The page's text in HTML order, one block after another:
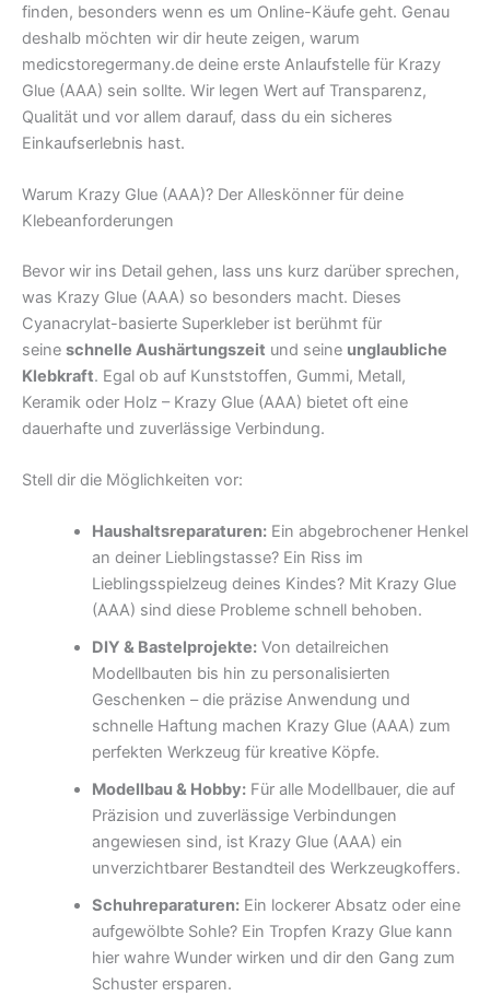
finden, besonders wenn es um Online-Käufe geht. Genau
deshalb möchten wir dir heute zeigen, warum
medicstoregermany.de deine erste Anlaufstelle für Krazy
Glue (AAA) sein sollte. Wir legen Wert auf Transparenz,
Qualität und vor allem darauf, dass du ein sicheres
Einkaufserlebnis hast.
Warum Krazy Glue (AAA)? Der Alleskönner für deine
Klebeanforderungen
Bevor wir ins Detail gehen, lass uns kurz darüber sprechen,
was Krazy Glue (AAA) so besonders macht. Dieses
Cyanacrylat-basierte Superkleber ist berühmt für
seine schnelle Aushärtungszeit und seine unglaubliche
Klebkraft. Egal ob auf Kunststoffen, Gummi, Metall,
Keramik oder Holz – Krazy Glue (AAA) bietet oft eine
dauerhafte und zuverlässige Verbindung.
Stell dir die Möglichkeiten vor:
Haushaltsreparaturen:Ein abgebrochener Henkel
an deiner Lieblingstasse? Ein Riss im
Lieblingsspielzeug deines Kindes? Mit Krazy Glue
(AAA) sind diese Probleme schnell behoben.
DIY & Bastelprojekte:Von detailreichen
Modellbauten bis hin zu personalisierten
Geschenken – die präzise Anwendung und
schnelle Haftung machen Krazy Glue (AAA) zum
perfekten Werkzeug für kreative Köpfe.
Modellbau & Hobby:Für alle Modellbauer, die auf
Präzision und zuverlässige Verbindungen
angewiesen sind, ist Krazy Glue (AAA) ein
unverzichtbarer Bestandteil des Werkzeugkoffers.
Schuhreparaturen:Ein lockerer Absatz oder eine
aufgewölbte Sohle? Ein Tropfen Krazy Glue kann
hier wahre Wunder wirken und dir den Gang zum
Schuster ersparen.